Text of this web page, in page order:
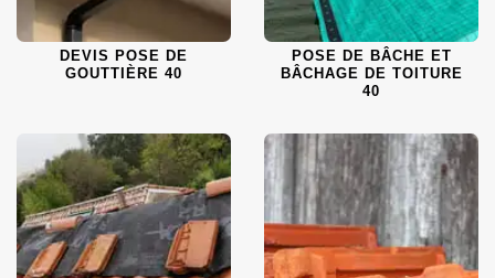
DEVIS POSE DE
GOUTTIÈRE 40
POSE DE BÂCHE ET
BÂCHAGE DE TOITURE
40